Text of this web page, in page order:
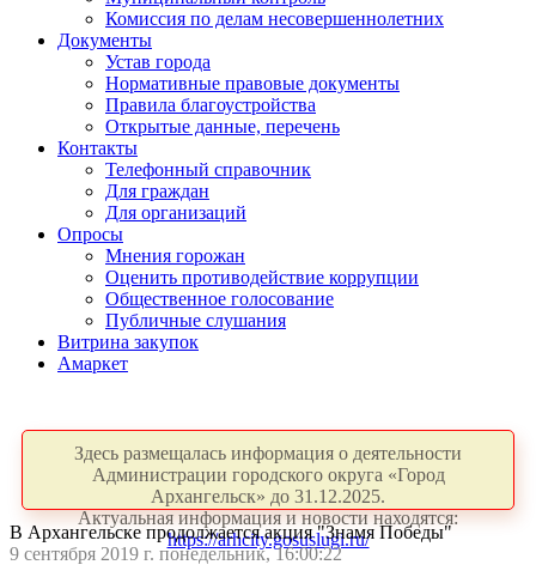
Комиссия по делам несовершеннолетних
Документы
Устав города
Нормативные правовые документы
Правила благоустройства
Открытые данные, перечень
Контакты
Телефонный справочник
Для граждан
Для организаций
Опросы
Мнения горожан
Оценить противодействие коррупции
Общественное голосование
Публичные слушания
Витрина закупок
Амаркет
Здесь размещалась информация о деятельности
Администрации городского округа «Город
Архангельск» до 31.12.2025.
Актуальная информация и новости находятся:
https://arhcity.gosuslugi.ru/
В Архангельске продолжается акция "Знамя Победы"
9 сентября 2019 г. понедельник, 16:00:22